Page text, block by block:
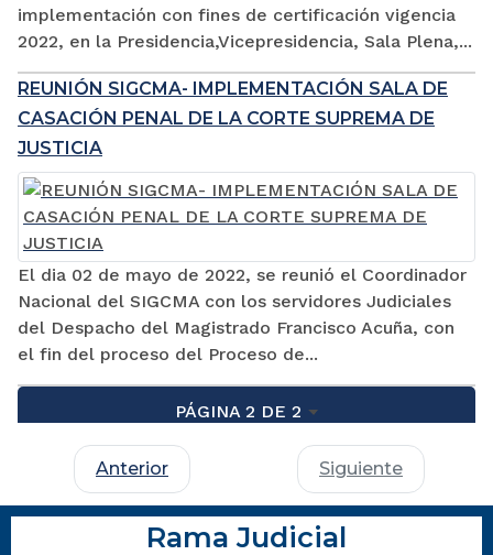
implementación con fines de certificación vigencia
2022, en la Presidencia,Vicepresidencia, Sala Plena,...
REUNIÓN SIGCMA- IMPLEMENTACIÓN SALA DE
CASACIÓN PENAL DE LA CORTE SUPREMA DE
JUSTICIA
El dia 02 de mayo de 2022, se reunió el Coordinador
Nacional del SIGCMA con los servidores Judiciales
del Despacho del Magistrado Francisco Acuña, con
el fin del proceso del Proceso de...
PÁGINA 2 DE 2
Anterior Siguiente
Rama Judicial